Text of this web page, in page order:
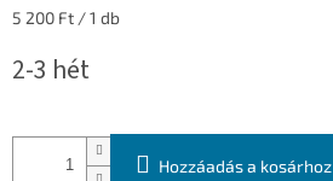
Egységár:
5 200 Ft / 1 db
2-3 hét
Hozzáadás a kosárhoz